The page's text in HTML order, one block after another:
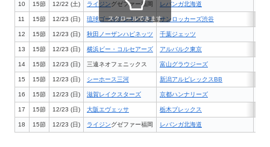
10 15節 12/22 (土) ライジングゼファー福岡 レバンガ北海道
11 15節 12/23 (日) 琉球ゴールデンキングス サンロッカーズ渋谷
12 15節 12/23 (日) 秋田ノーザンハピネッツ 千葉ジェッツ
13 15節 12/23 (日) 横浜ビー・コルセアーズ アルバルク東京
14 15節 12/23 (日) 三遠ネオフェニックス 富山グラウジーズ
15 15節 12/23 (日) シーホース三河 新潟アルビレックスBB
16 15節 12/23 (日) 滋賀レイクスターズ 京都ハンナリーズ
17 15節 12/23 (日) 大阪エヴェッサ 栃木ブレックス
18 15節 12/23 (日) ライジングゼファー福岡 レバンガ北海道
スクロールできます